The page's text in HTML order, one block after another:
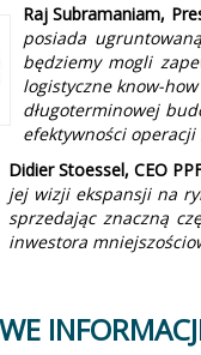
Raj Subramaniam,
posiada
będziemy mogli
logistyczne know-
długoterminowej
efektywności operacji
Didier Stoessel, CEO
jej wizji ekspansji na
sprzedając znaczną
inwestora